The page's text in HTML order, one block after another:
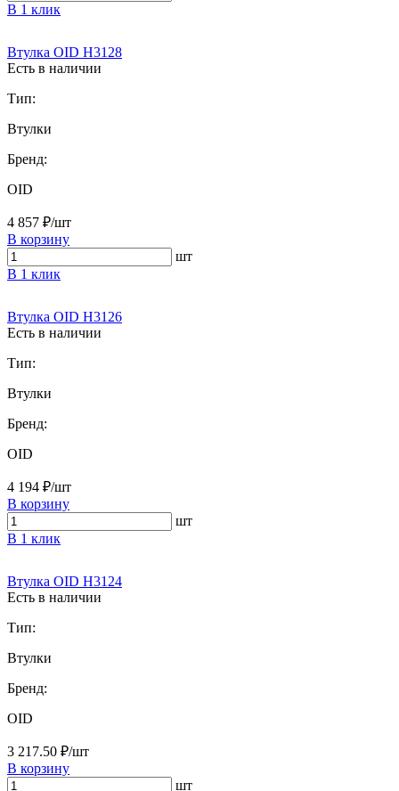
В 1 клик
Втулка OID H3128
Есть в наличии
Тип:
Втулки
Бренд:
OID
4 857 ₽/шт
В корзину
шт
В 1 клик
Втулка OID H3126
Есть в наличии
Тип:
Втулки
Бренд:
OID
4 194 ₽/шт
В корзину
шт
В 1 клик
Втулка OID H3124
Есть в наличии
Тип:
Втулки
Бренд:
OID
3 217.50 ₽/шт
В корзину
шт